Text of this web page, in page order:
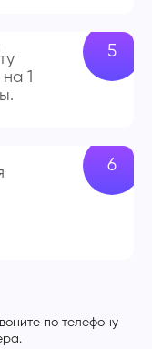
1
по телефону